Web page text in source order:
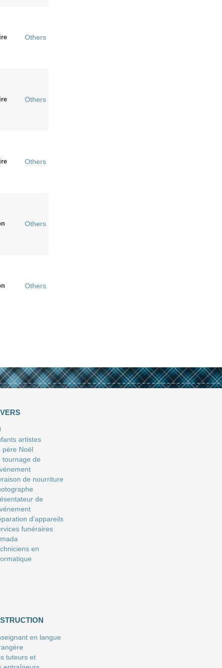
Others
Others
Others
Others
Others
artistes
père Noël
tournage de
de nourriture
de
d'appareils
funéraires
en
en langue
tuteurs et